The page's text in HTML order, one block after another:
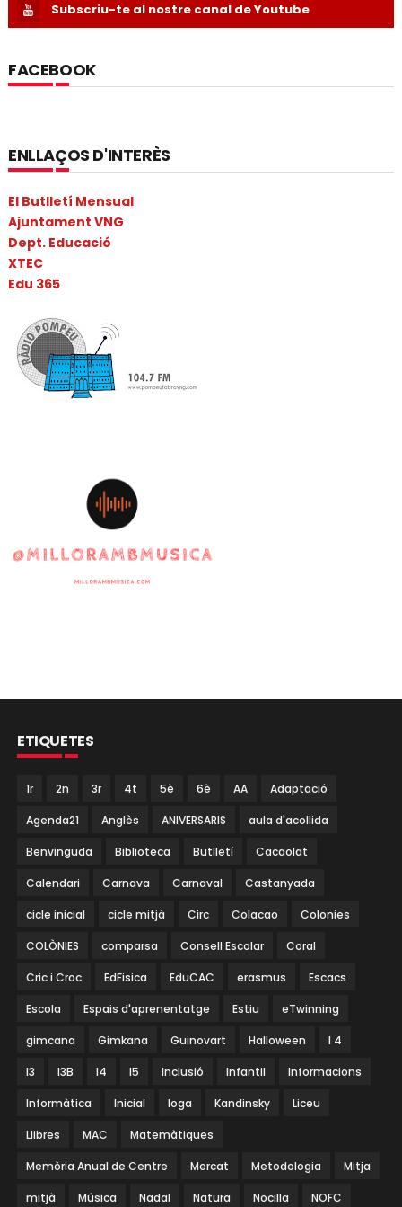
Subscriu-te al nostre canal de Youtube
FACEBOOK
ENLLAÇOS D'INTERÈS
El Butlletí Mensual
Ajuntament VNG
Dept. Educació
XTEC
Edu 365
ETIQUETES
1r 2n 3r 4t 5è 6è AA Adaptació
Agenda21 Anglès ANIVERSARIS aula d'acollida
Benvinguda Biblioteca Butlletí Cacaolat
Calendari Carnava Carnaval Castanyada
cicle inicial cicle mitjà Circ Colacao Colonies
COLÒNIES comparsa Consell Escolar Coral
Cric i Croc EdFisica EduCAC erasmus Escacs
Escola Espais d'aprenentatge Estiu eTwinning
gimcana Gimkana Guinovart Halloween I 4
I3 I3B I4 I5 Inclusió Infantil Informacions
Informàtica Inicial Ioga Kandinsky Liceu
Llibres MAC Matemàtiques
Memòria Anual de Centre Mercat Metodologia Mitja
mitjà Música Nadal Natura Nocilla NOFC